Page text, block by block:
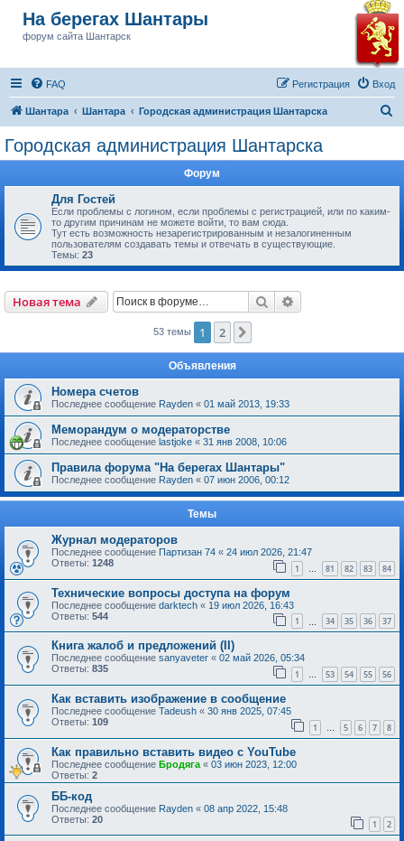
На берегах Шантары
форум сайта Шантарск
FAQ Вход
Регистрация
Шантара Шантара Городская администрация Шантарска
Городская администрация Шантарска
Форум
Для Гостей
Если проблемы с логином, если проблемы с регистрацией, или по каким-
то другим причинам не можете войти, то вам сюда.
Тут есть возможность незарегистрированным и незалогиненным
пользователям создавать темы и отвечать в существующие.
Темы: 23
Новая тема Поиск
53 темы 1 2
Объявления
Номера счетов
Последнее сообщение Rayden « 01 май 2013, 19:33
Меморандум о модераторстве
Последнее сообщение lastjoke « 31 янв 2008, 10:06
Правила форума "На берегах Шантары"
Последнее сообщение Rayden « 07 июн 2006, 00:12
Темы
Журнал модераторов
Последнее сообщение Партизан 74 « 24 июл 2026, 21:47
Ответы: 1248 1 … 81 82 83 84
Технические вопросы доступа на форум
Последнее сообщение darktech « 19 июл 2026, 16:43
Ответы: 544 1 34 35 36 37
Книга жалоб и предложений (II)
Последнее сообщение sanyaveter « 02 май 2026, 05:34
Ответы: 835 1 … 53 54 55 56
Как вставить изображение в сообщение
Последнее сообщение Tadeush « 30 янв 2025, 07:45
Ответы: 109 1 … 5 6 7 8
Как правильно вставить видео с YouTube
Последнее сообщение Бродяга « 03 июн 2023, 12:00
Ответы: 2
ББ-код
Последнее сообщение Rayden « 08 апр 2022, 15:48
Ответы: 20 1 2